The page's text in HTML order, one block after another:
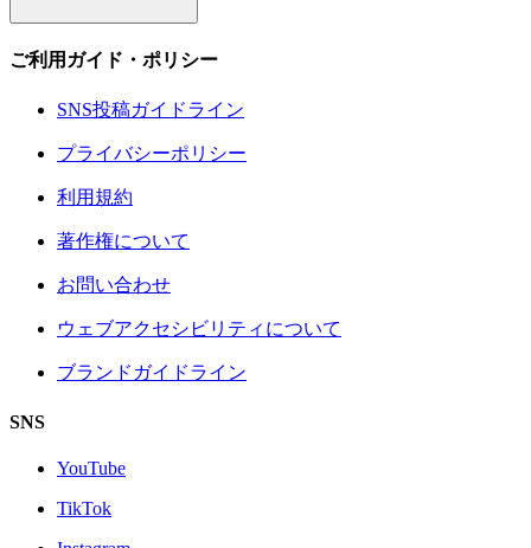
ご利用ガイド・ポリシー
SNS投稿ガイドライン
プライバシーポリシー
利用規約
著作権について
お問い合わせ
ウェブアクセシビリティについて
ブランドガイドライン
SNS
YouTube
TikTok